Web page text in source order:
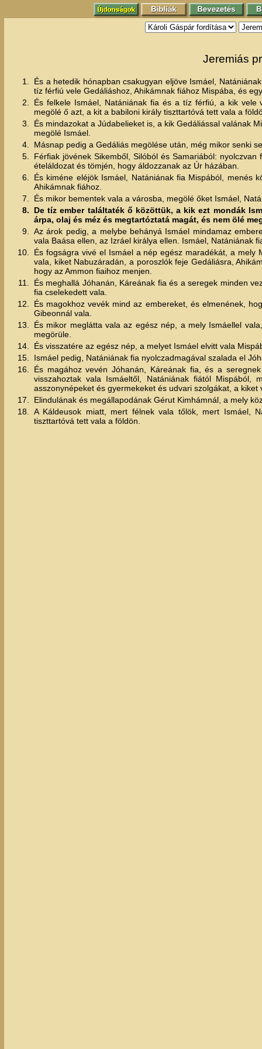
Jeremiás
1.
És a hetedik hónapban csakugyan eljöve Ismáel,
tíz férfiú vele Gedáliáshoz, Ahikámnak fiához Mispába, és
2.
És felkele Ismáel, Natániának fia és a tíz férfiú, a kik vele
megölé ő azt, a kit a babiloni király tiszttartóvá tett vala a
3.
És mindazokat a Júdabelieket is, a kik Gedáliással valának
megölé Ismáel.
4.
Másnap pedig a Gedáliás megölése után, még mikor senki
5.
Férfiak jövének Sikemből, Silóból és Samariából:
ételáldozat és tömjén, hogy áldozzanak az Úr házában.
6.
És kiméne eléjök Ismáel, Natániának fia Mispából, menés
Ahikámnak fiához.
7.
És mikor bementek vala a városba, megölé őket Ismáel,
8.
De tíz ember találtaték ő közöttük, a kik ezt mondák
árpa, olaj és méz és megtartóztatá magát, és nem ölé
9.
Az árok pedig, a melybe behányá Ismáel mindamaz
vala Baása ellen, az Izráel királya ellen. Ismáel, Natániának
10.
És fogságra vivé el Ismáel a nép egész maradékát, a
vala, kiket Nabuzáradán, a poroszlók feje Gedáliásra,
hogy az Ammon fiaihoz menjen.
11.
És meghallá Jóhanán, Káreának fia és a seregek minden
fia cselekedett vala.
12.
És magokhoz vevék mind az embereket, és elmenének,
Gibeonnál vala.
13.
És mikor meglátta vala az egész nép, a mely Ismáellel
megörüle.
14.
És visszatére az egész nép, a melyet Ismáel elvitt vala
15.
Ismáel pedig, Natániának fia nyolczadmagával szalada el
16.
És magához vevén Jóhanán, Káreának fia, és a
visszahoztak vala Ismáeltől, Natániának fiától
asszonynépeket és gyermekeket és udvari szolgákat, a kiket
17.
Elindulának és megállapodának Gérut Kimhámnál, a mely
18.
A Káldeusok miatt, mert félnek vala tőlök, mert Ismáel,
tiszttartóvá tett vala a földön.